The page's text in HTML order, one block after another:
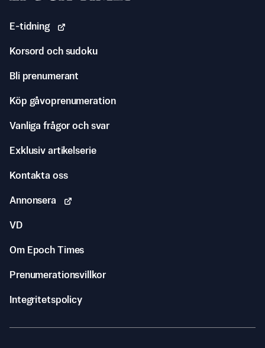
E-tidning
Korsord och sudoku
Bli prenumerant
Köp gåvoprenumeration
Vanliga frågor och svar
Exklusiv artikelserie
Kontakta oss
Annonsera
VD
Om Epoch Times
Prenumerationsvillkor
Integritetspolicy